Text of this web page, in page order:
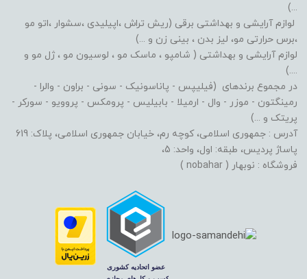
...)
لوازم آرایشی و بهداشتی برقی (ریش تراش ،اپیلیدی ،سشوار ،اتو مو
،برس حرارتی مو، لیز بدن ، بینی زن و ...)
لوازم آرایشی و بهداشتی ( شامپو ، ماسک مو ، لوسیون مو ، ژل مو و
....)
در مجموع برندهای (فیلیپس - پاناسونیک - سونی - براون - والرا -
رمینگتون - موزر - وال - ارمیلا - بابیلیس - پرومکس - پروویو - سورکر -
پریتک و ...)
آدرس : جمهوری اسلامی، کوچه رم، خیابان جمهوری اسلامی، پلاک: 619
پاساژ پردیس، طبقه: اول، واحد: 5،
فروشگاه : نوبهار ( nobahar )